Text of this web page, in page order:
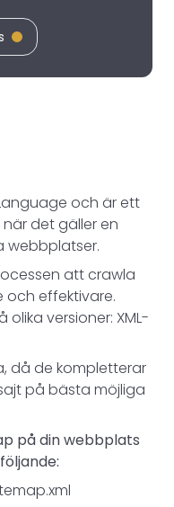
och är ett
det gäller en
webbplatser.
att crawla
och effektivare.
versioner: XML-
då de kompletterar
på bästa möjliga
på din webbplats